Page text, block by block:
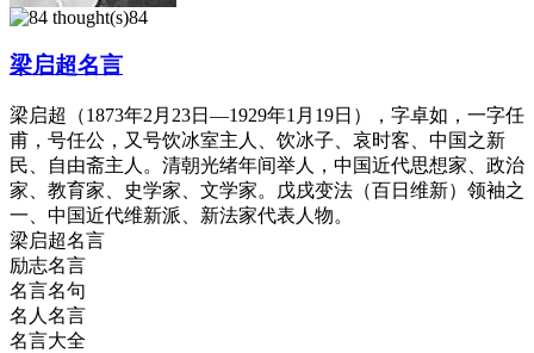
84
梁启超名言
梁启超（1873年2月23日—1929年1月19日），字卓如，一字任
甫，号任公，又号饮冰室主人、饮冰子、哀时客、中国之新
民、自由斋主人。清朝光绪年间举人，中国近代思想家、政治
家、教育家、史学家、文学家。戊戌变法（百日维新）领袖之
一、中国近代维新派、新法家代表人物。
梁启超名言
励志名言
名言名句
名人名言
名言大全